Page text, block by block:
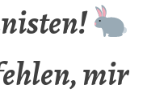
mir